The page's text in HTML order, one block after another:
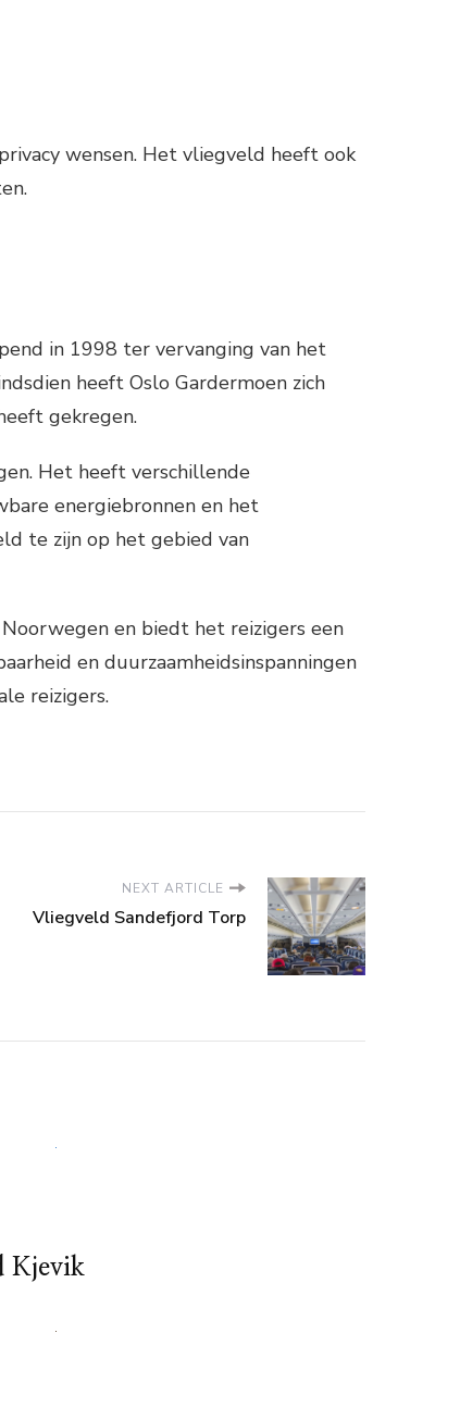
wensen. Het vliegveld heeft ook
in 1998 ter vervanging van het
heeft Oslo Gardermoen zich
gekregen.
Het heeft verschillende
energiebronnen en het
te zijn op het gebied van
en biedt het reizigers een
en duurzaamheidsinspanningen
reizigers.
NEXT ARTICLE
Vliegveld Sandefjord Torp
Kjevik